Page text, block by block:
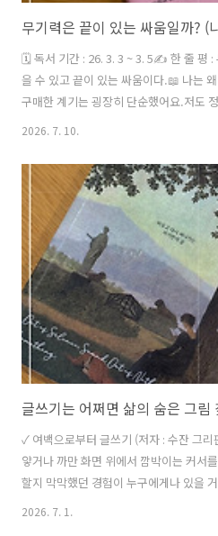
🗓️ 독서 기간 : 26. 3. 3 ~ 3. 5✍️ 한 줄 평 :
을 수 있고 끝이 있는 싸움이다.📖 나는
구매한 계기는 굉장히 단순했어요.저도
연속을 마주하다가검색창에 ‘왜 아무것도
인 배종빈 작가님이 뇌과학과 연결하여
고, 그에 따른 해결책을 이야기하고 있어
제를 이해할 만한 내용들이 담겨 있어서
들을 많이 얻었어요.단순히 게으르고 미
생각했는데,그 또한 무기력 증상이 발현된
2026. 7. 10.
✓ 여백으로부터 글쓰기 (저자 : 수잔 그
얗거나 까만 화면 위에서 깜박이는 커서
할지 막막했던 경험이 누구에게나 있을
료 등을 앞에 두고 첫 줄을 떼지 못할 때의
2026. 7. 1.